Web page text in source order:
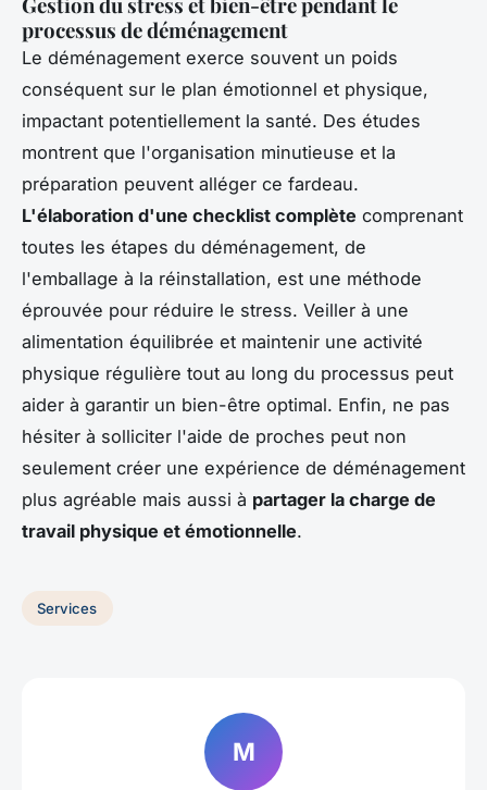
processus de déménagement
Le déménagement exerce souvent un poids
conséquent sur le plan émotionnel et physique,
impactant potentiellement la santé. Des études
montrent que l'organisation minutieuse et la
préparation peuvent alléger ce fardeau.
L'élaboration d'une checklist complète comprenant
toutes les étapes du déménagement, de
l'emballage à la réinstallation, est une méthode
éprouvée pour réduire le stress. Veiller à une
alimentation équilibrée et maintenir une activité
physique régulière tout au long du processus peut
aider à garantir un bien-être optimal. Enfin, ne pas
hésiter à solliciter l'aide de proches peut non
seulement créer une expérience de déménagement
plus agréable mais aussi à partager la charge de
travail physique et émotionnelle.
Services
M